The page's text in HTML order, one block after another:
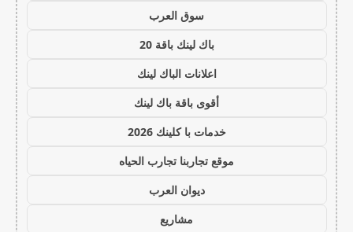
سوق العرب
باك لينك باقة 20
اعلانات الباك لينك
أقوى باقة باك لينك
خدمات با كلينك 2026
موقع تجاربنا تجارب الحياه
ديوان العرب
مشاريع